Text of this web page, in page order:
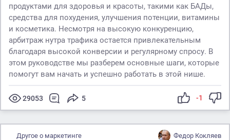
продуктами для здоровья и красоты, такими как БАДы,
средства для похудения, улучшения потенции, витамины
и косметика. Несмотря на высокую конкуренцию,
арбитраж нутра трафика остается привлекательным
благодаря высокой конверсии и регулярному спросу. В
этом руководстве мы разберем основные шаги, которые
помогут вам начать и успешно работать в этой нише.
29053 5 -1
Другое о маркетинге Федор Кокляев